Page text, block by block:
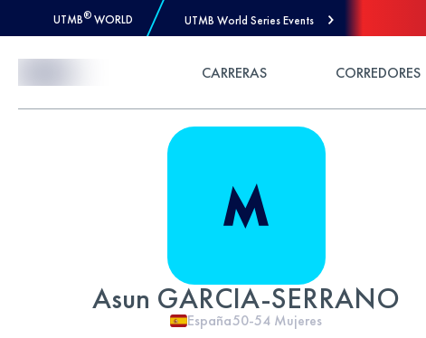
UTMB® WORLD UTMB World Series Events
CARRERAS CORREDORES
Asun GARCIA-SERRANO
España50-54 Mujeres